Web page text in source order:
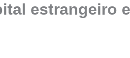
estrangeiro e